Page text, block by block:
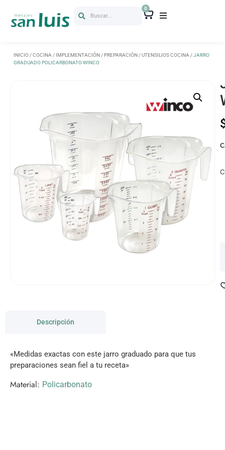
Buscar...
0
INICIO /COCINA / IMPLEMENTACIÓN /PREPARACIÓN /UTENSILIOS COCINA / JARRO
GRADUADO POLICARBONATO WINCO
Descripción
«Medidas exactas con este jarro graduado para que tus
preparaciones sean fiel a tu receta»
Material: Policarbonato